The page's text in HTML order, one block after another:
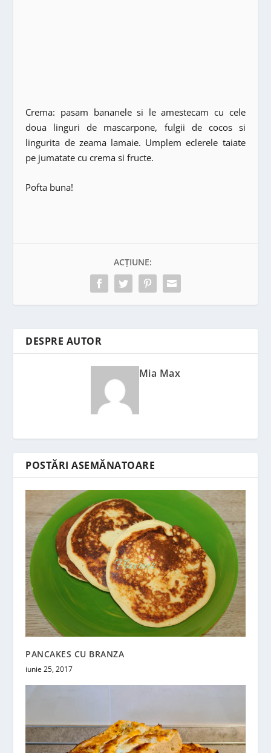
Crema: pasam bananele si le amestecam cu cele
doua linguri de mascarpone, fulgii de cocos si
lingurita de zeama lamaie. Umplem eclerele taiate
pe jumatate cu crema si fructe.
Pofta buna!
ACȚIUNE:
DESPRE AUTOR
Mia Max
POSTĂRI ASEMĂNATOARE
PANCAKES CU BRANZA
iunie 25, 2017